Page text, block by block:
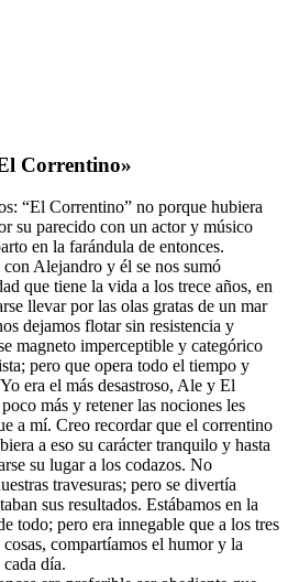
Correntino»
“El Correntino” no porque hubiera
su parecido con un actor y músico
en la farándula de entonces.
Alejandro y él se nos sumó
que tiene la vida a los trece años, en
llevar por las olas gratas de un mar
dejamos flotar sin resistencia y
magneto imperceptible y categórico
pero que opera todo el tiempo y
era el más desastroso, Ale y El
más y retener las nociones les
a mí. Creo recordar que el correntino
a eso su carácter tranquilo y hasta
su lugar a los codazos. No
travesuras; pero se divertía
sus resultados. Estábamos en la
todo; pero era innegable que a los tres
compartíamos el humor y la
día.